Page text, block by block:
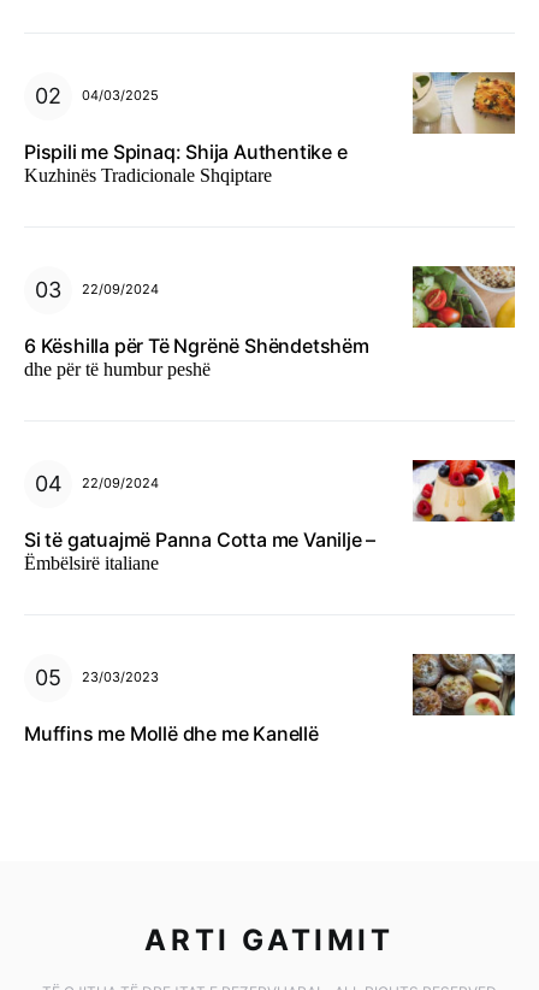
04/03/2025
Pispili me Spinaq: Shija Authentike e
Kuzhinës Tradicionale Shqiptare
22/09/2024
6 Këshilla për Të Ngrënë Shëndetshëm
dhe për të humbur peshë
22/09/2024
Si të gatuajmë Panna Cotta me Vanilje –
Ëmbëlsirë italiane
23/03/2023
Muffins me Mollë dhe me Kanellë
ARTI GATIMIT